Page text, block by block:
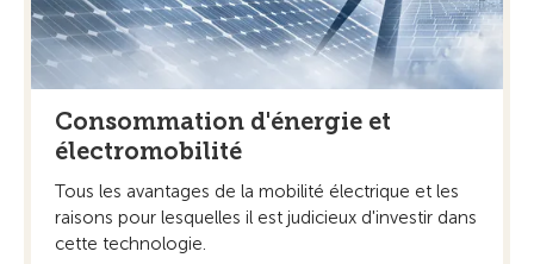
Consommation d'énergie et
électromobilité
Tous les avantages de la mobilité électrique et les
raisons pour lesquelles il est judicieux d'investir dans
cette technologie.